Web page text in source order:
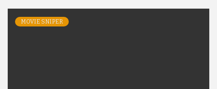
MOVIE SNIPER